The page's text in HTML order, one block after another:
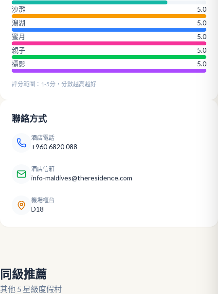
沙灘
5.0
潟湖
5.0
蜜月
5.0
親子
5.0
攝影
5.0
評分範圍：1-5分，分數越高越好
聯絡方式
酒店電話
+960 6820 088
酒店信箱
info-maldives@theresidence.com
機場櫃台
D18
同級推薦
其他 5 星級度假村